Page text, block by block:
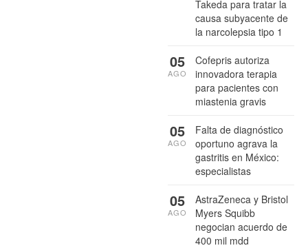
Takeda para tratar la
causa subyacente de
la narcolepsia tipo 1
Cofepris autoriza
innovadora terapia
para pacientes con
miastenia gravis
05
AGO
Falta de diagnóstico
oportuno agrava la
gastritis en México:
especialistas
05
AGO
AstraZeneca y Bristol
Myers Squibb
negocian acuerdo de
400 mil mdd
05
AGO